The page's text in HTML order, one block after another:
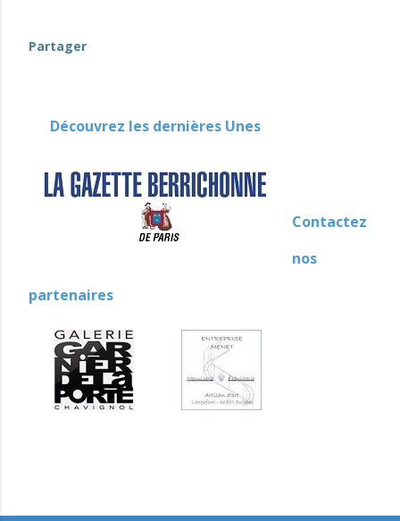
Partager
Découvrez les dernières Unes
Contactez
nos
partenaires